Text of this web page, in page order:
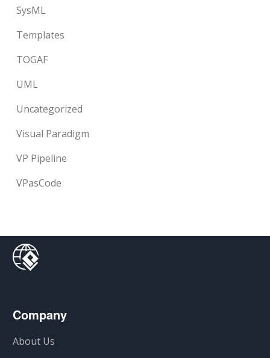
SysML
Templates
TOGAF
UML
Uncategorized
Visual Paradigm
VP Pipeline
VPasCode
Company
About Us